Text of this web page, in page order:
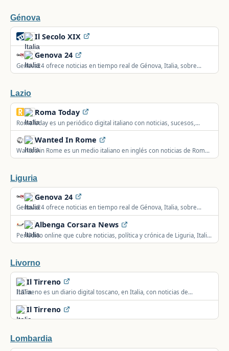
Génova
Il Secolo XIX
Genova 24
Genova24 ofrece noticias en tiempo real de Génova, Italia, sobre
actualidad, política, economía y deporte.
Lazio
Roma Today
RomaToday es un periódico digital italiano con noticias, sucesos,
deporte y cultura de los barrios de Roma.
Wanted In Rome
Wanted in Rome es un medio italiano en inglés con noticias de Roma
e Italia sobre política, negocios, deporte, salud y moda.
Liguria
Genova 24
Genova24 ofrece noticias en tiempo real de Génova, Italia, sobre
actualidad, política, economía y deporte.
Albenga Corsara News
Periódico online que cubre noticias, política y crónica de Liguria, Italia,
con foco en los territorios locales.
Livorno
Il Tirreno
Il Tirreno es un diario digital toscano, en Italia, con noticias de
sucesos, política, deporte, cultura y economía.
Il Tirreno
Lombardia